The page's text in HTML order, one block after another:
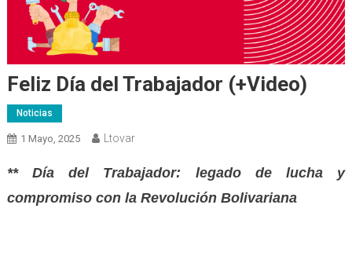
Feliz Día del Trabajador (+Video)
Noticias
1 Mayo, 2025 Ltovar
**Día del Trabajador: legado de lucha y
compromiso con la Revolución Bolivariana